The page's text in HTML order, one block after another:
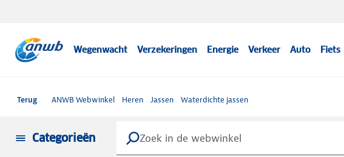
Wegenwacht Verzekeringen Energie Verkeer Auto Fiets
Terug ANWB Webwinkel Heren Jassen Waterdichte jassen
Categorieën